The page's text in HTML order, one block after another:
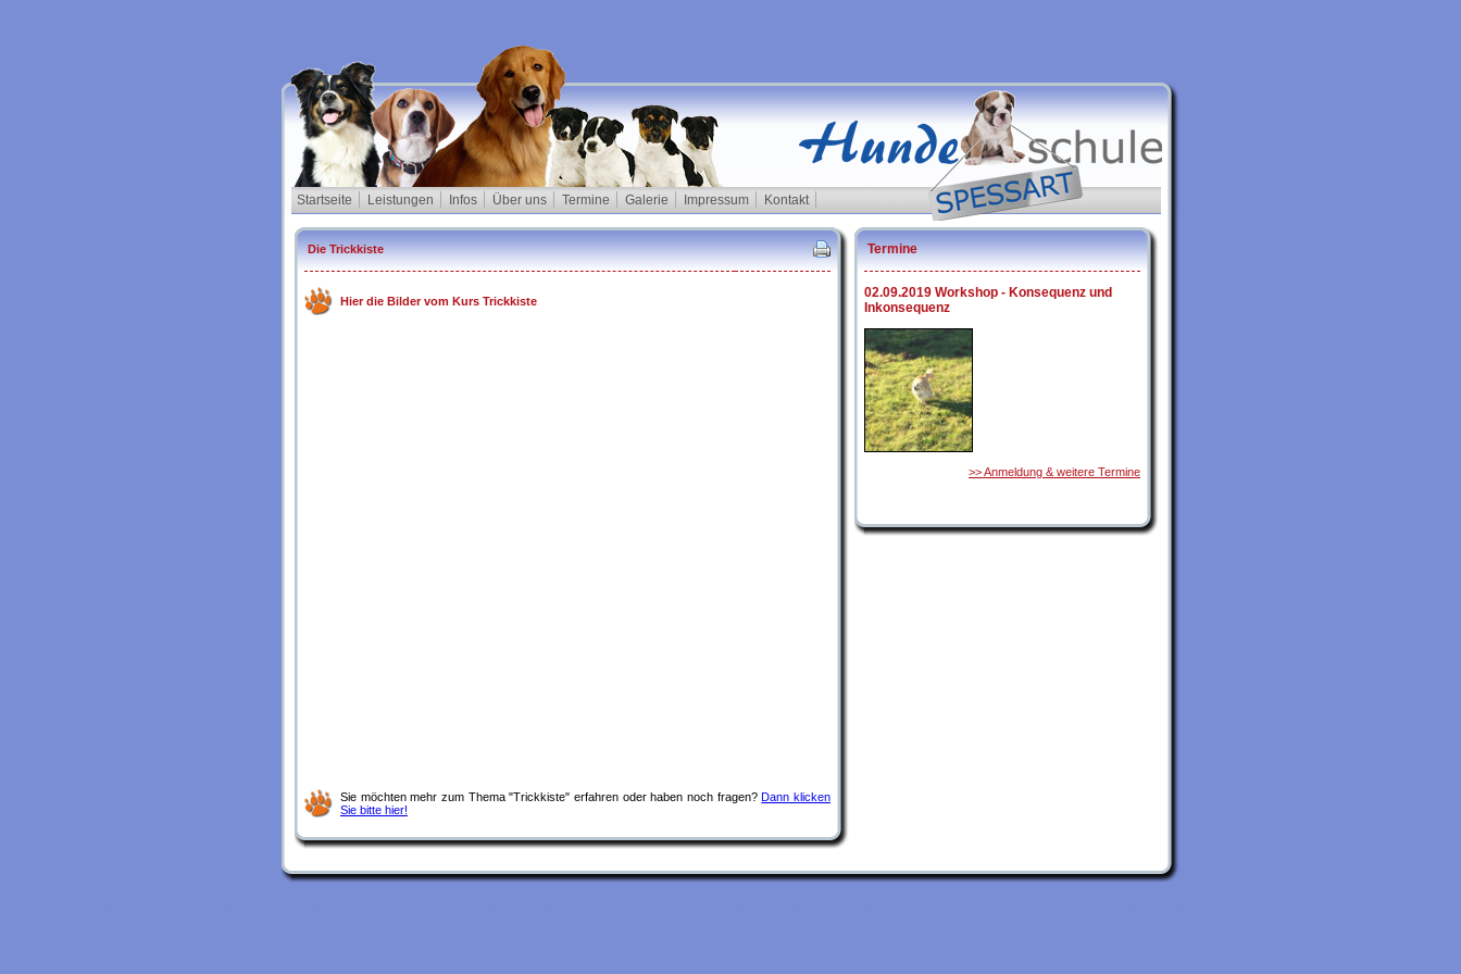
Startseite Leistungen Infos Über uns Termine Galerie Impressum Kontakt
Die Trickkiste
Hier die Bilder vom Kurs Trickkiste
Sie möchten mehr zum Thema "Trickkiste" erfahren oder haben noch fragen?Dann klicken
Sie bitte hier!
Termine
02.09.2019 Workshop - Konsequenz und
Inkonsequenz
>> Anmeldung & weitere Termine